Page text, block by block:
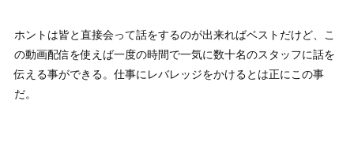
ホントは皆と直接会って話をするのが出来ればベストだけど、こ
の動画配信を使えば一度の時間で一気に数十名のスタッフに話を
伝える事ができる。仕事にレバレッジをかけるとは正にこの事
だ。